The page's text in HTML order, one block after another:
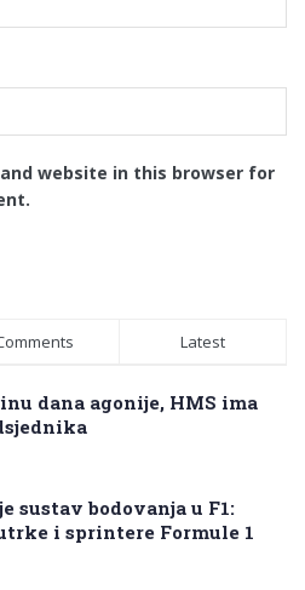
website in this browser for
Latest
dana agonije, HMS ima
sustav bodovanja u F1:
i sprintere Formule 1